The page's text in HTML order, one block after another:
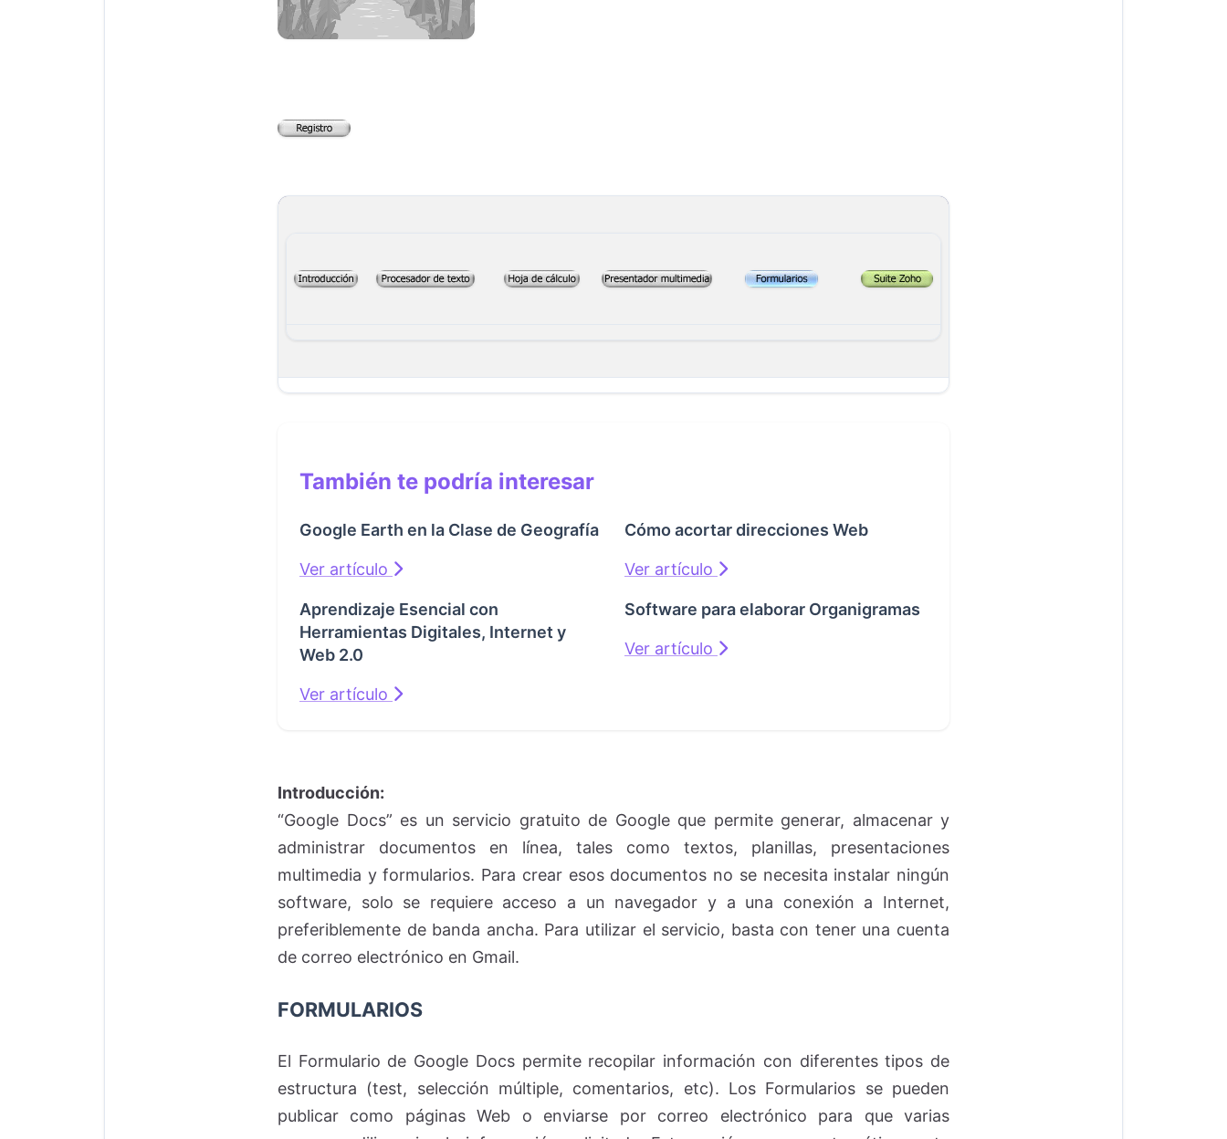
También te podría interesar
Google Earth en la Clase de Geografía
Ver artículo
Cómo acortar direcciones Web
Ver artículo
Aprendizaje Esencial con
Herramientas Digitales, Internet y
Web 2.0
Ver artículo
Software para elaborar Organigramas
Ver artículo
Introducción:
“Google Docs” es un servicio gratuito de Google que permite generar, almacenar y
administrar documentos en línea, tales como textos, planillas, presentaciones
multimedia y formularios. Para crear esos documentos no se necesita instalar ningún
software, solo se requiere acceso a un navegador y a una conexión a Internet,
preferiblemente de banda ancha. Para utilizar el servicio, basta con tener una cuenta
de correo electrónico en Gmail.
FORMULARIOS
El Formulario de Google Docs permite recopilar información con diferentes tipos de
estructura (test, selección múltiple, comentarios, etc). Los Formularios se pueden
publicar como páginas Web o enviarse por correo electrónico para que varias